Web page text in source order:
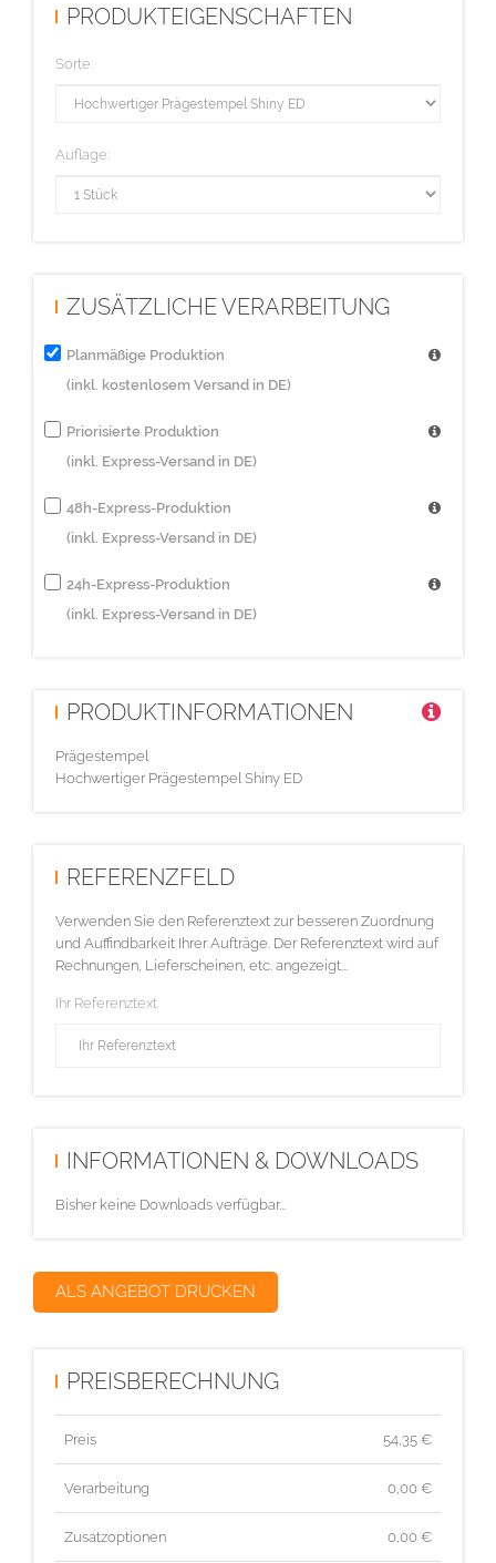
PRODUKTEIGENSCHAFTEN
Sorte:
Auflage:
ZUSÄTZLICHE VERARBEITUNG
Planmäßige Produktion
(inkl. kostenlosem Versand in DE)
Priorisierte Produktion
(inkl. Express-Versand in DE)
48h-Express-Produktion
(inkl. Express-Versand in DE)
24h-Express-Produktion
(inkl. Express-Versand in DE)
PRODUKTINFORMATIONEN
Prägestempel
Hochwertiger Prägestempel Shiny ED
REFERENZFELD
Verwenden Sie den Referenztext zur besseren Zuordnung
und Auffindbarkeit Ihrer Aufträge. Der Referenztext wird auf
Rechnungen, Lieferscheinen, etc. angezeigt...
Ihr Referenztext
INFORMATIONEN & DOWNLOADS
Bisher keine Downloads verfügbar...
ALS ANGEBOT DRUCKEN
PREISBERECHNUNG
Preis 54,35 €
Verarbeitung 0,00 €
Zusatzoptionen 0,00 €